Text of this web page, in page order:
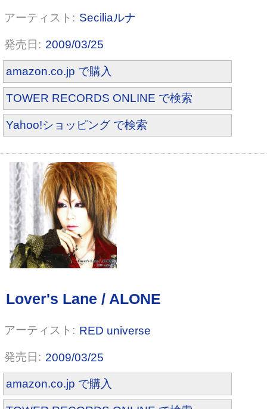
Seciliaルナ
2009/03/25
amazon.co.jp で購入
TOWER RECORDS ONLINE で検索
Yahoo!ショッピング で検索
RED universe
2009/03/25
amazon.co.jp で購入
ALBERT-アルバート-